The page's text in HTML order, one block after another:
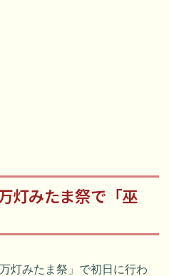
灯みたま祭で「巫
灯みたま祭」で初日に行わ